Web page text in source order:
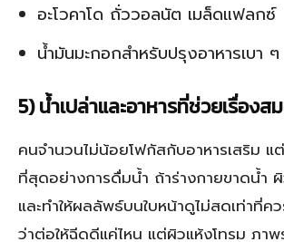
อะโวคาโด ถั่ววอลนัต เมล็ดแฟลกซ์
น้ำมันมะกอกสำหรับปรุงอาหารเบา ๆ
5) น้ำเปล่าและอาหารที่ช่วยเรื่องส
คนจำนวนไม่น้อยโฟกัสกับอาหารเสริม แ
ที่สุดอย่างการดื่มน้ำ ถ้าร่างกายขาดน้ำ
และทำให้ผลลัพธ์บนใบหน้าดูไม่สดเท่าที่
ว่าต่อให้ฉีดดีแค่ไหน แต่ผิวแห้งโทรม ภา